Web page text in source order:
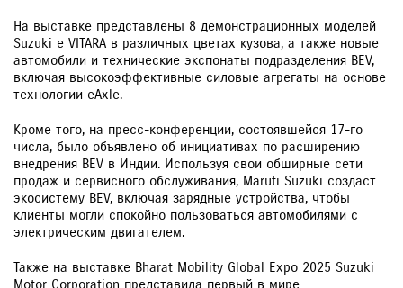
На выставке представлены 8 демонстрационных моделей
Suzuki e VITARA в различных цветах кузова, а также новые
автомобили и технические экспонаты подразделения BEV,
включая высокоэффективные силовые агрегаты на основе
технологии eAxle.
Кроме того, на пресс-конференции, состоявшейся 17-го
числа, было объявлено об инициативах по расширению
внедрения BEV в Индии. Используя свои обширные сети
продаж и сервисного обслуживания, Maruti Suzuki создаст
экосистему BEV, включая зарядные устройства, чтобы
клиенты могли спокойно пользоваться автомобилями с
электрическим двигателем.
Также на выставке Bharat Mobility Global Expo 2025 Suzuki
Motor Corporation представила первый в мире